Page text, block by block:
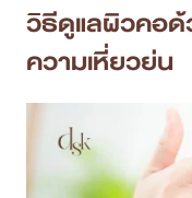
วิธีดูแลผิวคอด้
ความเหี่ยวย่น